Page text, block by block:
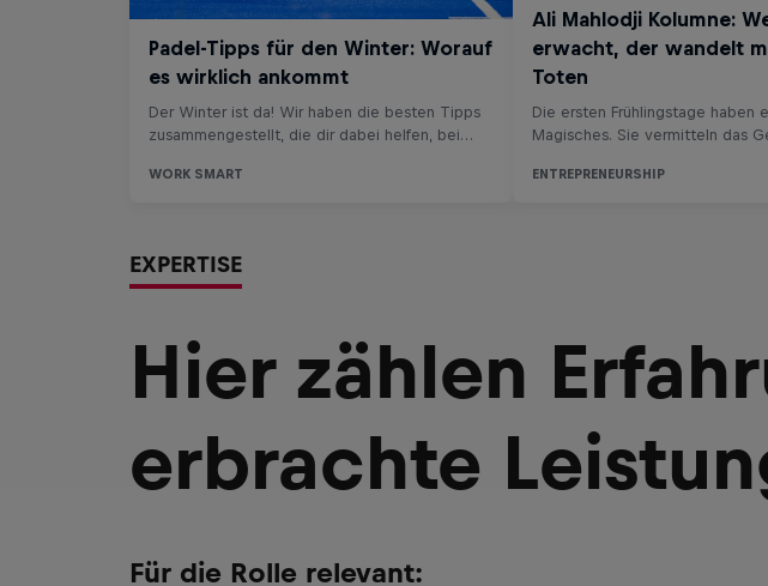
EXPERTISE
Hier zählen
erbrachte
Für die Rolle relevant: